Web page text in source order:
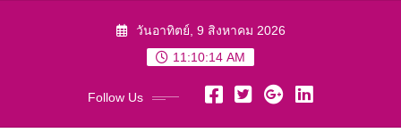
วันอาทิตย์, 9 สิงหาคม 2026
11:10:15 AM
Follow Us